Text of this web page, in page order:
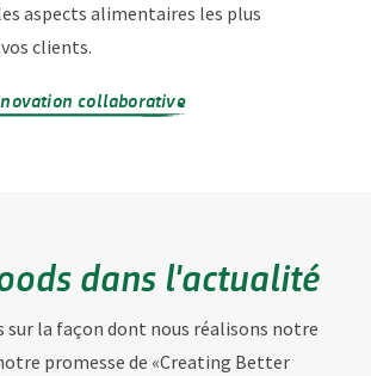
aspects alimentaires les plus
clients.
collaborative
dans l'actualité
sur la façon dont nous réalisons notre
promesse de «Creating Better